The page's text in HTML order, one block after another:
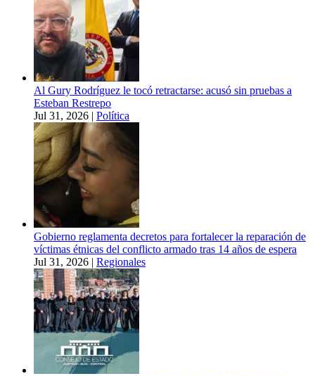
Al Gury Rodríguez le tocó retractarse: acusó sin pruebas a
Esteban Restrepo
Jul 31, 2026 | Política
Gobierno reglamenta decretos para fortalecer la reparación de
víctimas étnicas del conflicto armado tras 14 años de espera
Jul 31, 2026 | Regionales